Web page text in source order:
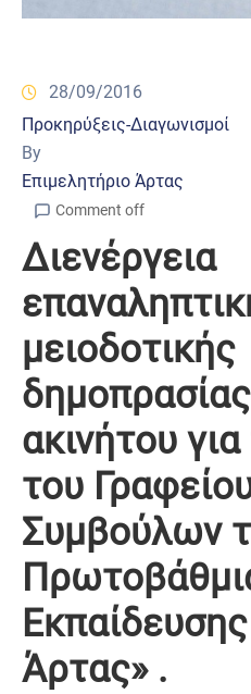
28/09/2016
Προκηρύξεις-Διαγωνισμοί
By
Επιμελητήριο Άρτας
Comment off
Διενέργεια
μειοδοτικής
ακινήτου
του
Συμβούλων
Άρτας» .